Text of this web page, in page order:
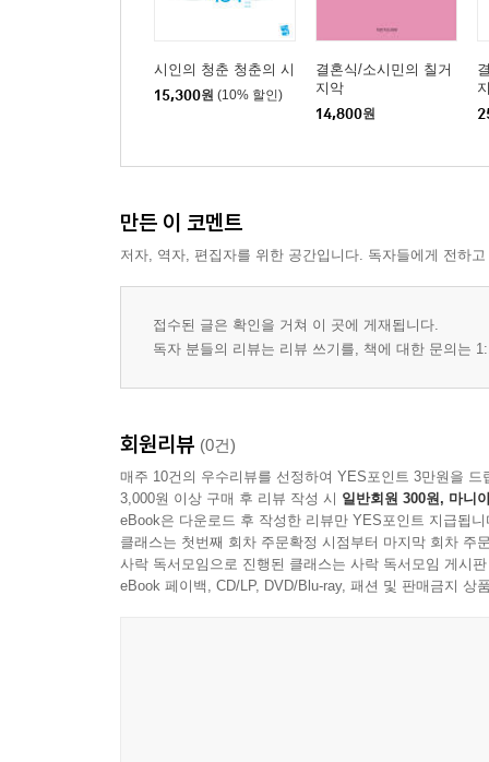
시인의 청춘 청춘의 시
15,300원 (10% 할인)
결혼식/소시민의 칠거
지악
14,800원
만든 이 코멘트
저자, 역자, 편집자를 위한 공간입니다. 독자들에게 전하
접수된 글은 확인을 거쳐 이 곳에 게재됩니다.
독자 분들의 리뷰는 리뷰 쓰기를, 책에 대한 문의는
회원리뷰 (0건)
매주 10건의 우수리뷰를 선정하여 YES포인트 3만원을 드
3,000원 이상 구매 후 리뷰 작성 시 일반회원 300원, 마니
eBook은 다운로드 후 작성한 리뷰만 YES포인트 지급됩니
클래스는 첫번째 회차 주문확정 시점부터 마지막 회차 주
사락 독서모임으로 진행된 클래스는 사락 독서모임 게시
eBook 페이백, CD/LP, DVD/Blu-ray, 패션 및 판매금지 상